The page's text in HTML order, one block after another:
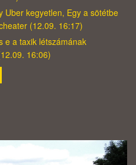
Uber kegyetlen, Egy a sötétbe
(12.09. 16:17)
e a taxik létszámának
16:06)